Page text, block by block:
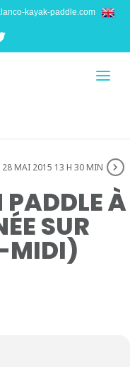
kayak-paddle.com
28 MAI 2015 13 H 30 MIN
PADDLE À
SUR
MIDI)